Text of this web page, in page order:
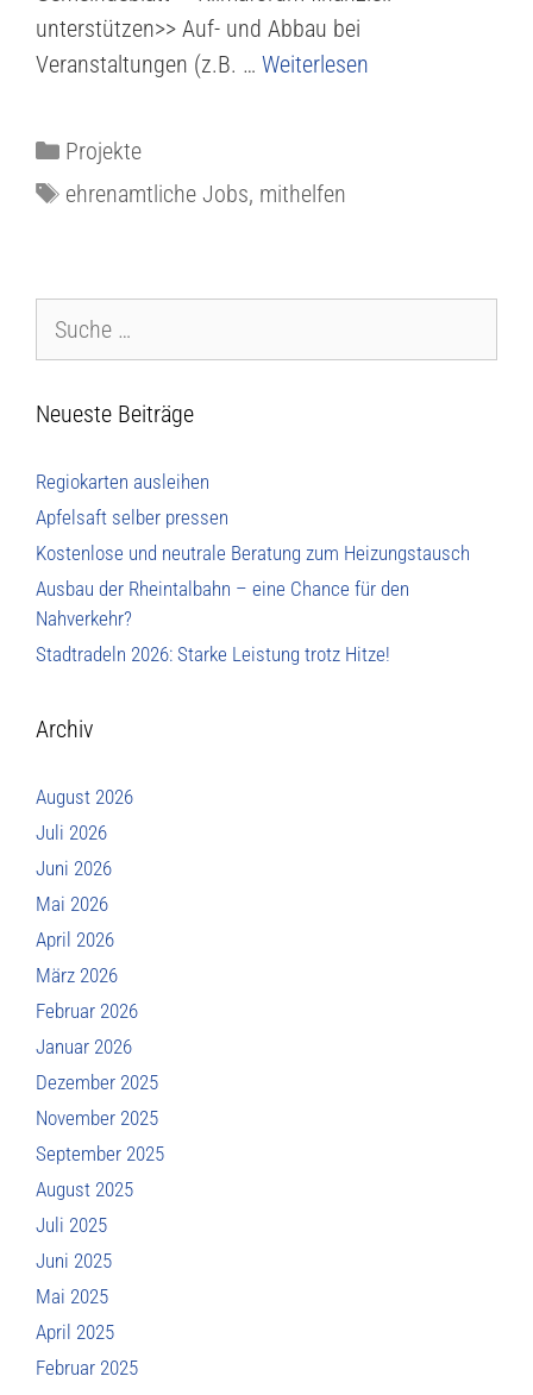
unterstützen>> Auf- und Abbau bei
Veranstaltungen (z.B. … Weiterlesen
Projekte
ehrenamtliche Jobs, mithelfen
Neueste Beiträge
Regiokarten ausleihen
Apfelsaft selber pressen
Kostenlose und neutrale Beratung zum Heizungstausch
Ausbau der Rheintalbahn – eine Chance für den
Nahverkehr?
Stadtradeln 2026: Starke Leistung trotz Hitze!
Archiv
August 2026
Juli 2026
Juni 2026
Mai 2026
April 2026
März 2026
Februar 2026
Januar 2026
Dezember 2025
November 2025
September 2025
August 2025
Juli 2025
Juni 2025
Mai 2025
April 2025
Februar 2025